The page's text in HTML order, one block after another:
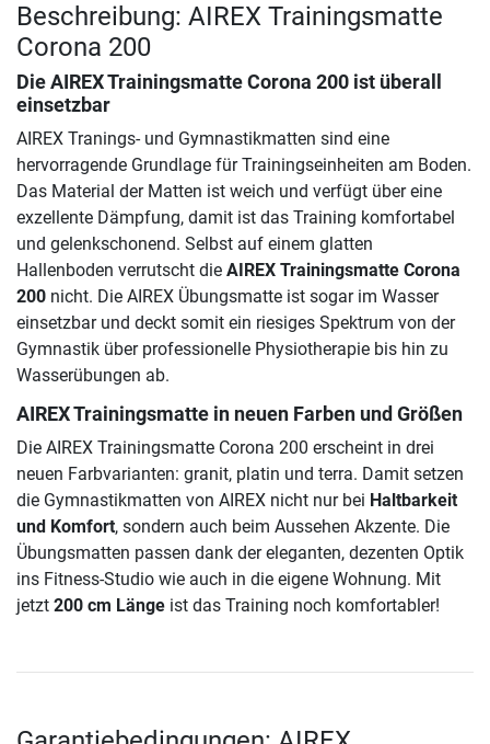
Beschreibung: AIREX Trainingsmatte
Corona 200
Die AIREX Trainingsmatte Corona 200 ist überall
einsetzbar
AIREX Tranings- und Gymnastikmatten sind eine
hervorragende Grundlage für Trainingseinheiten am Boden.
Das Material der Matten ist weich und verfügt über eine
exzellente Dämpfung, damit ist das Training komfortabel
und gelenkschonend. Selbst auf einem glatten
Hallenboden verrutscht die AIREX Trainingsmatte Corona
200 nicht. Die AIREX Übungsmatte ist sogar im Wasser
einsetzbar und deckt somit ein riesiges Spektrum von der
Gymnastik über professionelle Physiotherapie bis hin zu
Wasserübungen ab.
AIREX Trainingsmatte in neuen Farben und Größen
Die AIREX Trainingsmatte Corona 200 erscheint in drei
neuen Farbvarianten: granit, platin und terra. Damit setzen
die Gymnastikmatten von AIREX nicht nur bei Haltbarkeit
und Komfort, sondern auch beim Aussehen Akzente. Die
Übungsmatten passen dank der eleganten, dezenten Optik
ins Fitness-Studio wie auch in die eigene Wohnung. Mit
jetzt 200 cm Länge ist das Training noch komfortabler!